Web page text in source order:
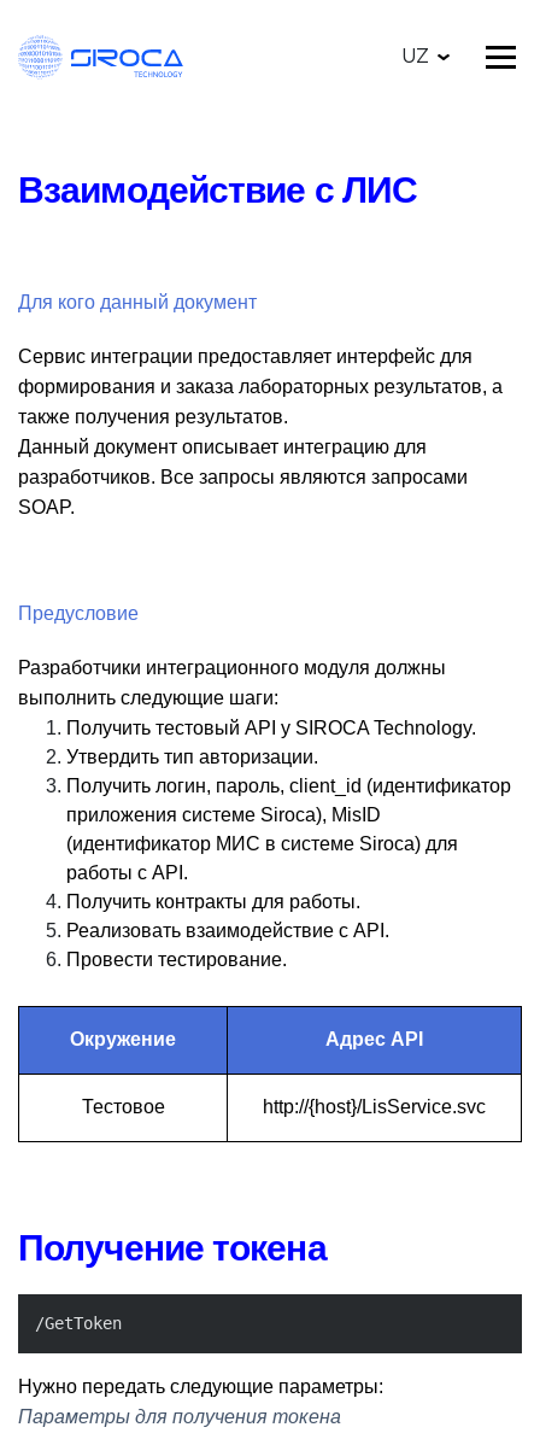
UZ
Взаимодействие с ЛИС
Для кого данный документ
Сервис интеграции предоставляет интерфейс для
формирования и заказа лабораторных результатов, а
также получения результатов.
Данный документ описывает интеграцию для
разработчиков. Все запросы являются запросами
SOAP.
Предусловие
Разработчики интеграционного модуля должны
выполнить следующие шаги:
Получить тестовый API у SIROCA Technology.
Утвердить тип авторизации.
Получить логин, пароль, client_id (идентификатор
приложения системе Siroca), MisID
(идентификатор МИС в системе Siroca) для
работы с API.
Получить контракты для работы.
Реализовать взаимодействие с API.
Провести тестирование.
Окружение Адрес API
Тестовое http://{host}/LisService.svc
Получение токена
/GetToken
Нужно передать следующие параметры:
Параметры для получения токена